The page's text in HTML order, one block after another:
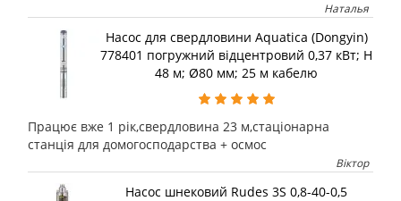
Наталья
Насос для свердловини Aquatica (Dongyin)
778401 погружний відцентровий 0,37 кВт; H
48 м; Ø80 мм; 25 м кабелю
Працює вже 1 рік,свердловина 23 м,стаціонарна
станція для домогосподарства + осмос
Віктор
Насос шнековий Rudes 3S 0,8-40-0,5